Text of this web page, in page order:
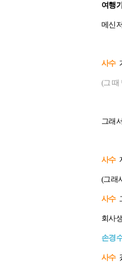
여행
메신
사수
(그 때
그래
사수
(그래
사수
회사
손경
사수